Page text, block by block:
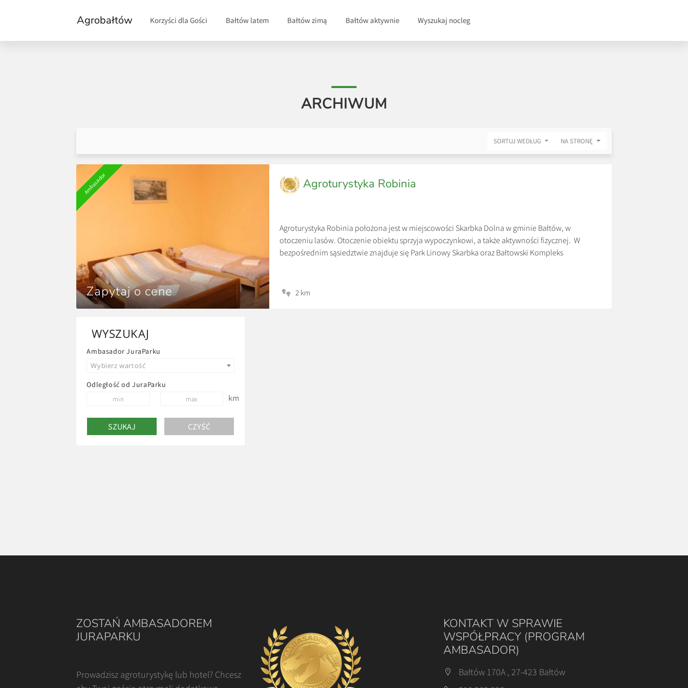
Agrobałtów Korzyści dla Gości Bałtów latem Bałtów zimą Bałtów aktywnie Wyszukaj nocleg
ARCHIWUM
SORTUJ WEDŁUG NA STRONĘ
Ambasador
Zapytaj o cene
Agroturystyka Robinia
Agroturystyka Robinia położona jest w miejscowości Skarbka Dolna w gminie Bałtów, w
otoczeniu lasów. Otoczenie obiektu sprzyja wypoczynkowi, a także aktywności fizycznej. W
bezpośrednim sąsiedztwie znajduje się Park Linowy Skarbka oraz Bałtowski Kompleks
2 km
WYSZUKAJ
Ambasador JuraParku
Wybierz wartość
Odległość od JuraParku
km
ZOSTAŃ AMBASADOREM
JURAPARKU
Prowadzisz agroturystykę lub hotel? Chcesz
KONTAKT W SPRAWIE
WSPÓŁPRACY (PROGRAM
AMBASADOR)
Bałtów 170A , 27-423 Bałtów